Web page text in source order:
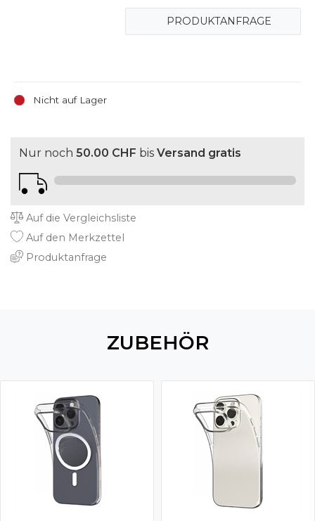
Nicht auf Lager
PRODUKTANFRAGE
Nur noch 50.00 CHF bis Versand gratis
Auf die Vergleichsliste
Auf den Merkzettel
Produktanfrage
ZUBEHÖR